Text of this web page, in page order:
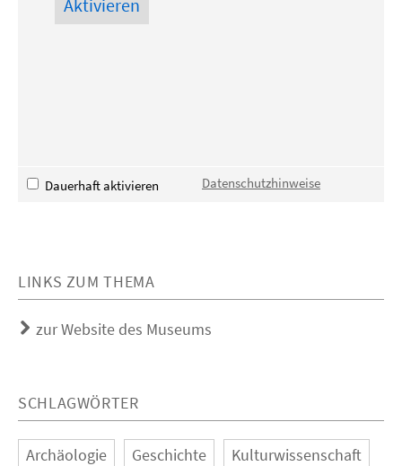
Dauerhaft aktivieren Datenschutzhinweise
LINKS ZUM THEMA
zur Website des Museums
SCHLAGWÖRTER
Archäologie Geschichte
Kulturwissenschaft